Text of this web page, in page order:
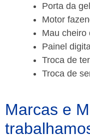
Porta da
Motor
Mau cheiro
Painel
Troca de
Troca de
Marcas e